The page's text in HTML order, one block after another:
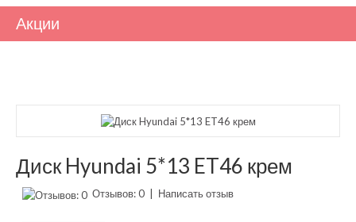
Акции
Диск Hyundai 5*13 ET46 крем
Отзывов: 0 Написать отзыв